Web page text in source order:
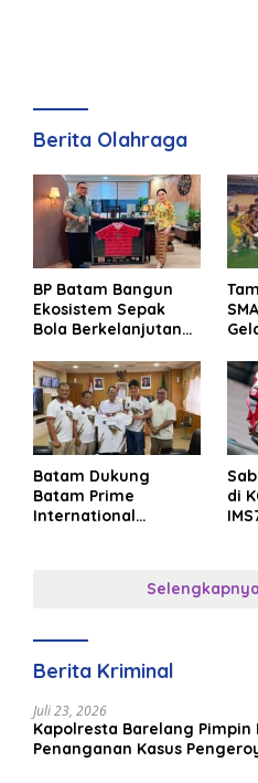
Berita Olahraga
BP Batam Bangun
Ekosistem Sepak
Bola Berkelanjutan
Premier FC
Batam Dukung
Batam Prime
International
Indonesia–
Malaysia
di
Selengkapnya
Berita Kriminal
Juli 23, 2026
Kapolresta Barelang Pimpin
Penanganan Kasus